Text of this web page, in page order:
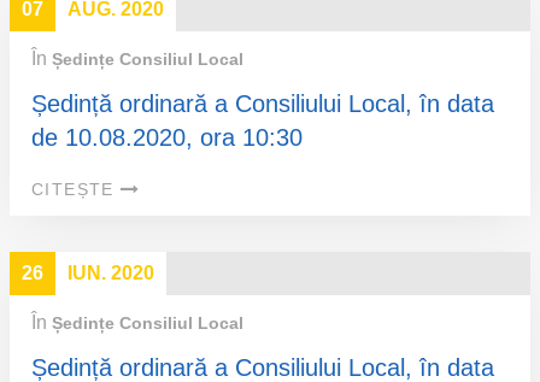
07 AUG. 2020
În Ședințe Consiliul Local
Ședință ordinară a Consiliului Local, în data
de 10.08.2020, ora 10:30
CITEȘTE
26 IUN. 2020
În Ședințe Consiliul Local
Ședință ordinară a Consiliului Local, în data